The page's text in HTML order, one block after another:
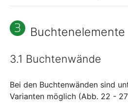
Buchtenelemente
3.1 Buchtenwände
Bei den Buchtenwänden sind
Varianten möglich (Abb. 22 -